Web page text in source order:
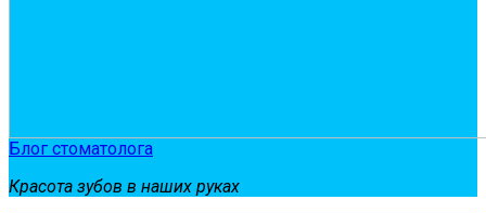
Блог стоматолога
Красота зубов в наших руках